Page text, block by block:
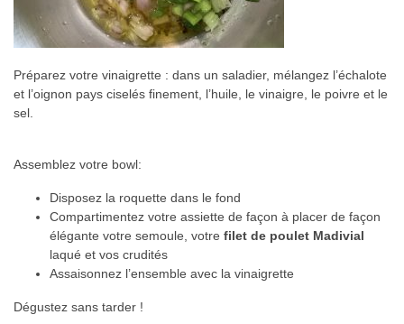
Préparez votre vinaigrette : dans un saladier, mélangez l’échalote
et l’oignon pays ciselés finement, l’huile, le vinaigre, le poivre et le
sel.
Assemblez votre bowl:
Disposez la roquette dans le fond
Compartimentez votre assiette de façon à placer de façon
élégante votre semoule, votre filet de poulet Madivial
laqué et vos crudités
Assaisonnez l’ensemble avec la vinaigrette
Dégustez sans tarder !